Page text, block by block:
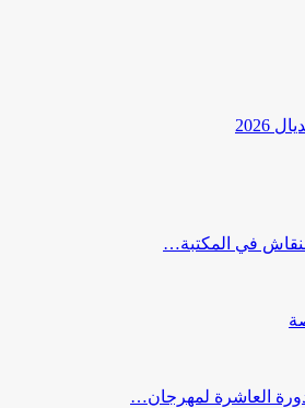
في المكتبة…
العاشرة لمهرجان…